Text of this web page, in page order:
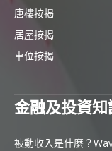
唐樓按揭
居屋按揭
車位按揭
金融及投資
被動收入是什麼？